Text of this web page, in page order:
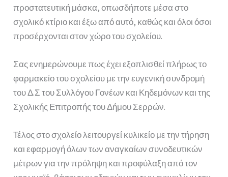
προστατευτική μάσκα, οπωσδήποτε μέσα στο
σχολικό κτίριο και έξω από αυτό, καθώς και όλοι όσοι
προσέρχονται στον χώρο του σχολείου.
Σας ενημερώνουμε πως έχει εξοπλισθεί πλήρως το
φαρμακείο του σχολείου με την ευγενική συνδρομή
του Δ.Σ του Συλλόγου Γονέων και Κηδεμόνων και της
Σχολικής Επιτροπής του Δήμου Σερρών.
Τέλος στο σχολείο λειτουργεί κυλικείο με την τήρηση
και εφαρμογή όλων των αναγκαίων συνοδευτικών
μέτρων για την πρόληψη και προφύλαξη από τον